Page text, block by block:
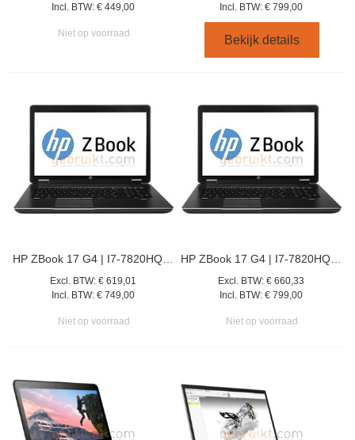
Incl. BTW: € 449,00
Niet op voorraad
Incl. BTW: € 799,00
Bekijk details
HP ZBook 17 G4 | I7-7820HQ | 16GB | 512GB SSD | P3000 | Win11
Excl. BTW: € 619,01
Incl. BTW: € 749,00
Niet op voorraad
HP ZBook 17 G4 | I7-7820HQ | 32GB | 512GB SSD | NVIDIA Quadro P3000 | Win11
Excl. BTW: € 660,33
Incl. BTW: € 799,00
Niet op voorraad